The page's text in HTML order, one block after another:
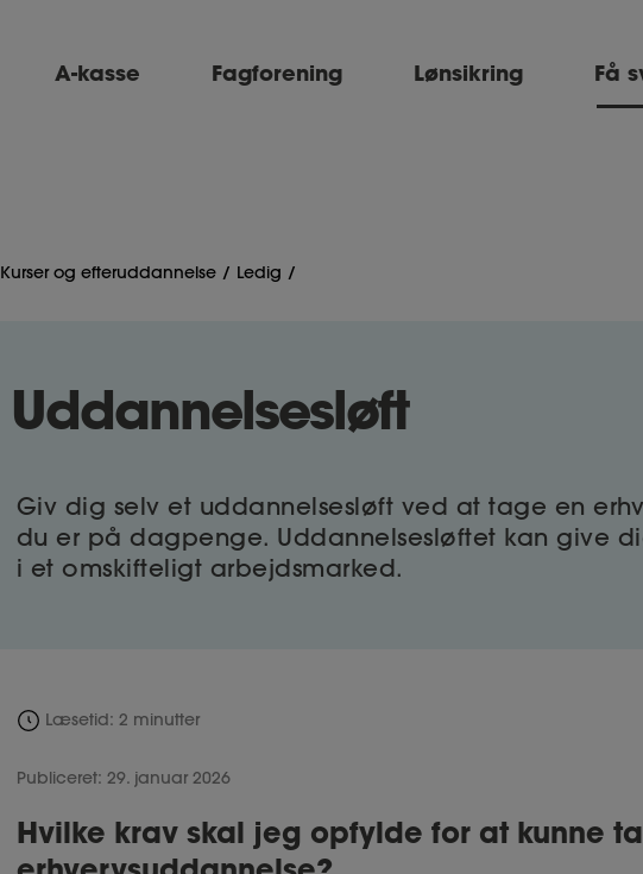
A-kasse Fagforening Lønsikring Få
Kurser og efteruddannelse Ledig
Uddannelsesløft
Giv dig selv et uddannelsesløft ved at tage en
du er på dagpenge. Uddannelsesløftet kan give
i et omskifteligt arbejdsmarked.
Læsetid: 2 minutter
Publiceret: 29. januar 2026
Hvilke krav skal jeg opfylde for at kunne